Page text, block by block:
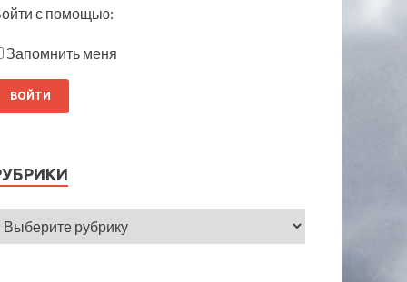
с помощью:
Запомнить меня